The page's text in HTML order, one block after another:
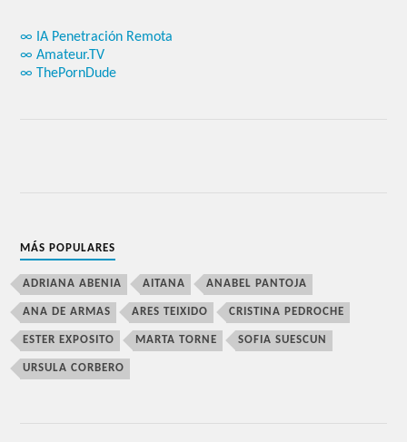
∞ IA Penetración Remota
∞ Amateur.TV
∞ ThePornDude
MÁS POPULARES
ADRIANA ABENIA AITANA ANABEL PANTOJA
ANA DE ARMAS ARES TEIXIDO CRISTINA PEDROCHE
ESTER EXPOSITO MARTA TORNE SOFIA SUESCUN
URSULA CORBERO